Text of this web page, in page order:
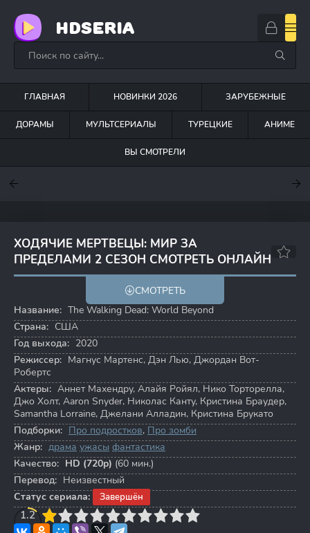
HDSERIA
ГЛАВНАЯ НОВИНКИ 2026 ЗАРУБЕЖНЫЕ
ДОРАМЫ МУЛЬТСЕРИАЛЫ ТУРЕЦКИЕ АНИМЕ
ВЫ СМОТРЕЛИ
ХОДЯЧИЕ МЕРТВЕЦЫ: МИР ЗА
ПРЕДЕЛАМИ 2 СЕЗОН СМОТРЕТЬ ОНЛАЙН
4.7 4.3
СМОТРЕТЬ
Название: The Walking Dead: World Beyond
Страна: США
Год выхода: 2020
Режиссер: Магнус Мартенс, Дэн Лью, Джордан Вот-
Робертс
Актеры: Аннет Махендру, Алайя Ройял, Нико Торторелла,
Джо Холт, Aaron Snyder, Николас Канту, Кристина Браудер,
Samantha Lorraine, Джелани Алладин, Кристина Брукато
Подборки: Про подростков, Про зомби
Жанр: драма ужасы фантастика
Качество: HD (720p) (60 мин.)
Перевод: Неизвестный
Статус сериала:
Завершён
1.2
4 5 6 7 8 9 10